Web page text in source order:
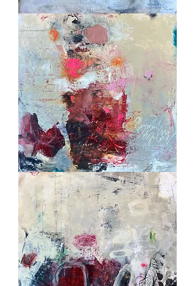
Cap
nord
Songe
d'un
printemps